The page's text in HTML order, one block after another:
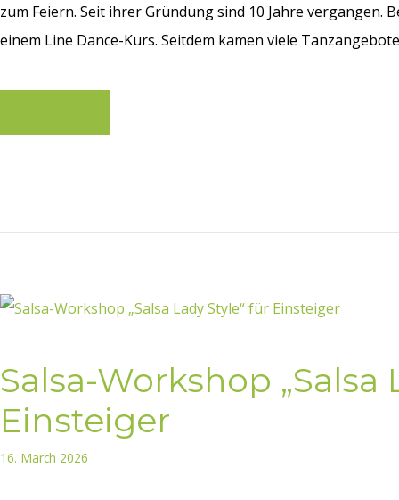
zum Feiern. Seit ihrer Gründung sind 10 Jahre vergangen.
einem Line Dance-Kurs. Seitdem kamen viele
Salsa-Workshop „Salsa
Einsteiger
16. March 2026